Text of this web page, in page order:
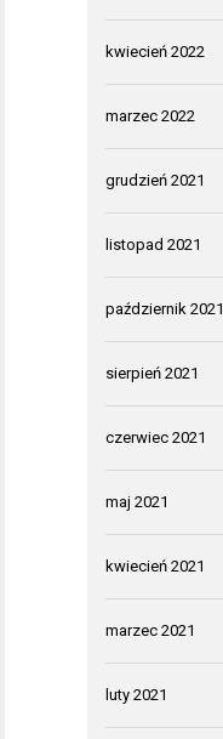
kwiecień 2022
marzec 2022
grudzień 2021
listopad 2021
październik 2021
sierpień 2021
czerwiec 2021
maj 2021
kwiecień 2021
marzec 2021
luty 2021